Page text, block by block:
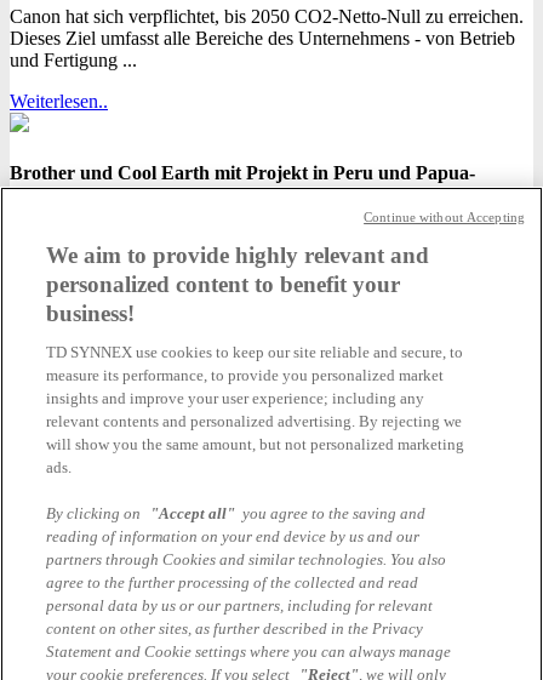
Canon hat sich verpflichtet, bis 2050 CO2-Netto-Null zu erreichen.
Dieses Ziel umfasst alle Bereiche des Unternehmens - von Betrieb
und Fertigung ...
Weiterlesen..
Brother und Cool Earth mit Projekt in Peru und Papua-
Neuguinea
Über 2.400 Hektar Regenwald konnten vor der Zerstörung bewahrt
werden. ...
Weiterlesen..
Mit einem Klick Brothers Umweltschutz-Aktivitäten
unterstützen
Click for the Earth ist eine Initiative von Brother Global, die
Projekte auf der ganzen Welt unterstützt - von der
Weiterlesen..
Impressum
Teilnahmebedingungen
AGB Marcom Services
Datenschutzhinweise Marcom Services
Cookie Einstellungen
We aim to provide highly relevant and
personalized content to benefit your
business!
TD SYNNEX use cookies to keep our site reliable and secure, to
measure its performance, to provide you personalized market
insights and improve your user experience; including any
relevant contents and personalized advertising. By rejecting we
will show you the same amount, but not personalized marketing
ads.
By clicking on "Accept all" you agree to the saving and
reading of information on your end device by us and our
partners through Cookies and similar technologies. You also
agree to the further processing of the collected and read
personal data by us or our partners, including for relevant
content on other sites, as further described in the Privacy
Statement and Cookie settings where you can always manage
your cookie preferences. If you select
"Reject", we will only
Continue without Accepting